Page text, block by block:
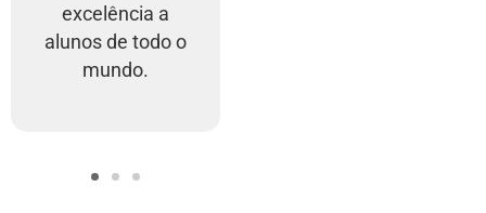
excelência a
alunos de todo o
mundo.